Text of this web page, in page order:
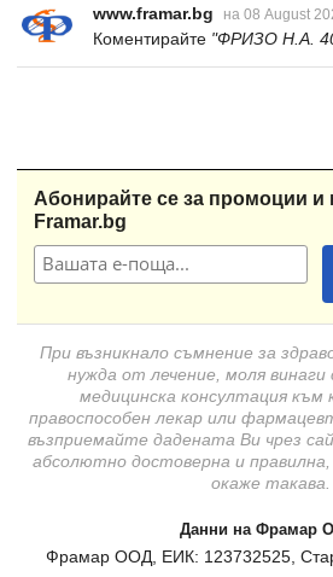
www.framar.bg на 08 August
Коментирайте "ФРИЗО Н.А.
Абонирайте се за промоции и
Framar.bg
При възникнало съмнение за
нужда от лечение, моля
медицинска консултация към
правоспособен лекар или
възприемайте дадената Ви чрез
абсолютно достоверна и
окаже такава.
Данни на Фрамар
Фрамар ООД, ЕИК: 123732525,